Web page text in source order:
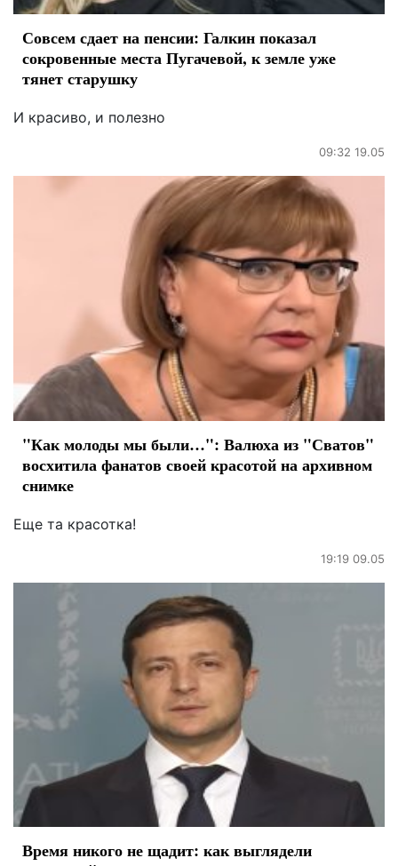
Совсем сдает на пенсии: Галкин показал
сокровенные места Пугачевой, к земле уже
тянет старушку
И красиво, и полезно
09:32 19.05
"Как молоды мы были…": Валюха из "Сватов"
восхитила фанатов своей красотой на архивном
снимке
Еще та красотка!
19:19 09.05
Время никого не щадит: как выглядели